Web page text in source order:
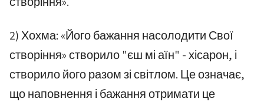
2) Хохма: «Його бажання насолодити Свої
створіння» створило "єш мі аїн" - хісарон, і
створило його разом зі світлом. Це означає,
що наповнення і бажання отримати це